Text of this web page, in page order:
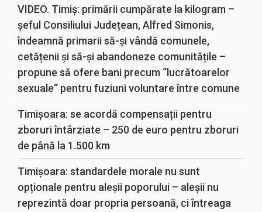
VIDEO. Timiș: primării cumpărate la kilogram –
șeful Consiliului Județean, Alfred Simonis,
îndeamnă primarii să-și vândă comunele,
cetățenii și să-și abandoneze comunitățile –
propune să ofere bani precum “lucrătoarelor
sexuale“ pentru fuziuni voluntare între comune
Timișoara: se acordă compensații pentru
zboruri întârziate – 250 de euro pentru zboruri
de până la 1.500 km
Timișoara: standardele morale nu sunt
opționale pentru aleșii poporului – aleșii nu
reprezintă doar propria persoană, ci întreaga